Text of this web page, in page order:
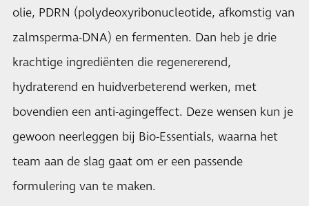
olie, PDRN (polydeoxyribonucleotide, afkomstig van
zalmsperma-DNA) en fermenten. Dan heb je drie
krachtige ingrediënten die regenererend,
hydraterend en huidverbeterend werken, met
bovendien een anti-agingeffect. Deze wensen kun je
gewoon neerleggen bij Bio-Essentials, waarna het
team aan de slag gaat om er een passende
formulering van te maken.